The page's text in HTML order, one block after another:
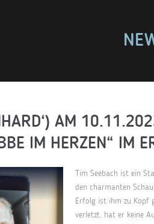
AM
IM HERZEN“ IM
Tim Seebach ist ein
den charmanten
Erfolg ist ihm zu Kopf
verletzt, hat er keine